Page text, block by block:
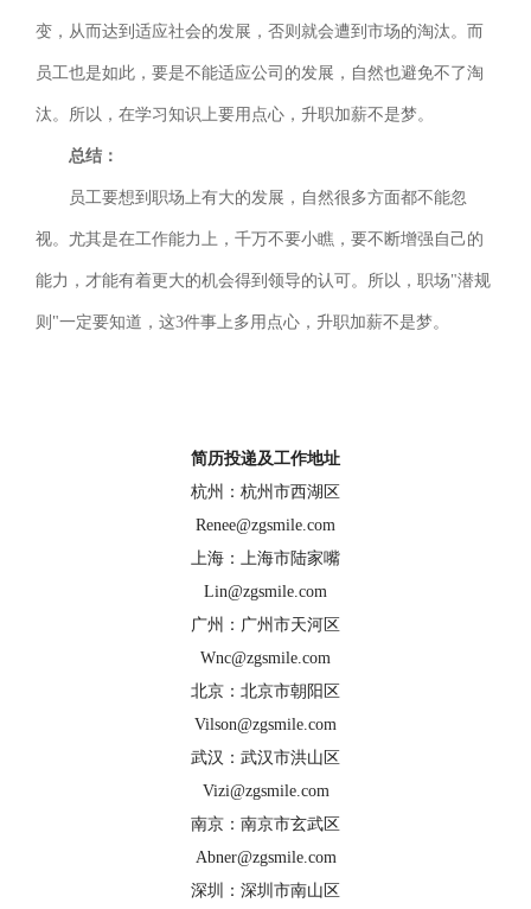
变，从而达到适应社会的发展，否则就会遭到市场的淘汰。而
员工也是如此，要是不能适应公司的发展，自然也避免不了淘
汰。所以，在学习知识上要用点心，升职加薪不是梦。
总结：
员工要想到职场上有大的发展，自然很多方面都不能忽
视。尤其是在工作能力上，千万不要小瞧，要不断增强自己的
能力，才能有着更大的机会得到领导的认可。所以，职场"潜规
则"一定要知道，这3件事上多用点心，升职加薪不是梦。
简历投递及工作地址
杭州：杭州市西湖区
Renee@zgsmile.com
上海：上海市陆家嘴
Lin@zgsmile.com
广州：广州市天河区
Wnc@zgsmile.com
北京：北京市朝阳区
Vilson@zgsmile.com
武汉：武汉市洪山区
Vizi@zgsmile.com
南京：南京市玄武区
Abner@zgsmile.com
深圳：深圳市南山区